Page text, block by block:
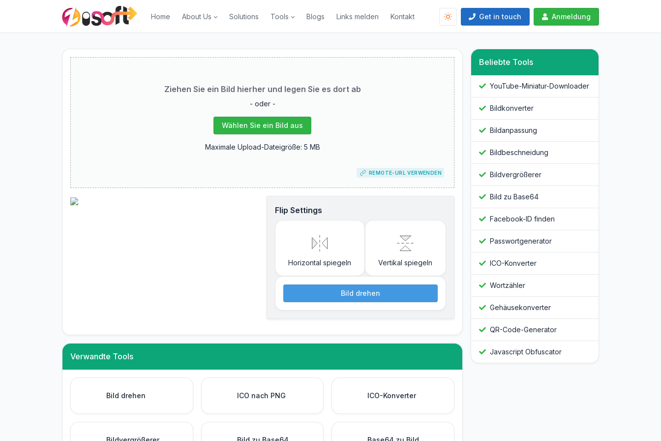
Get in touch Anmeldung
Home About Us Solutions Tools Blogs Links melden Kontakt
Ziehen Sie ein Bild hierher und legen Sie es dort ab
- oder -
Wählen Sie ein Bild aus
Maximale Upload-Dateigröße: 5 MB
REMOTE-URL VERWENDEN
Flip Settings
Horizontal spiegeln Vertikal spiegeln
Bild drehen
Verwandte Tools
Bild drehen ICO nach PNG ICO-Konverter
Beliebte Tools
YouTube-Miniatur-Downloader
Bildkonverter
Bildanpassung
Bildbeschneidung
Bildvergrößerer
Bild zu Base64
Facebook-ID finden
Passwortgenerator
ICO-Konverter
Wortzähler
Gehäusekonverter
QR-Code-Generator
Javascript Obfuscator